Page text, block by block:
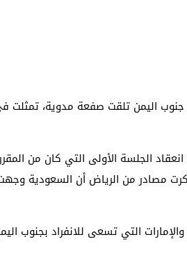
اليمن تلقت صفعة مدوية، تمثلت
مصادر من الرياض أن السعودية
والإمارات التي تسعى للانفراد